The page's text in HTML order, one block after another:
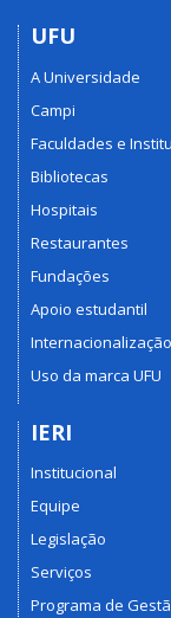
UFU
A Universidade
Campi
Faculdades e
Bibliotecas
Hospitais
Restaurantes
Fundações
Apoio estudantil
Internacionalização
Uso da marca UFU
IERI
Institucional
Equipe
Legislação
Serviços
Programa de